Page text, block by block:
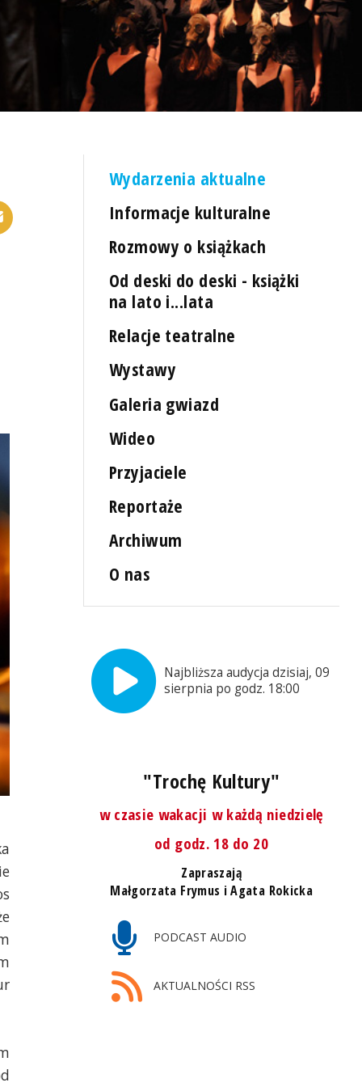
Wydarzenia aktualne
Informacje kulturalne
Rozmowy o książkach
Od deski do deski - książki
na lato i...lata
Relacje teatralne
Wystawy
Galeria gwiazd
Wideo
Przyjaciele
Reportaże
Archiwum
O nas
Najbliższa audycja dzisiaj, 09
sierpnia po godz. 18:00
"Trochę Kultury"
w czasie wakacji w każdą niedzielę
od godz. 18 do 20
Zapraszają
Małgorzata Frymus i Agata Rokicka
PODCAST AUDIO
AKTUALNOŚCI RSS